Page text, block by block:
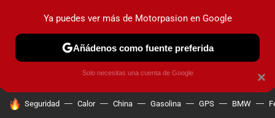
PRUEBAS COCHES ELÉCTRICOS OBSERVATORIO
HOY SE HABLA DE
Seguridad Calor China Gasolina GPS BMW
×
Ya puedes ver más de Motorpasion en Google
Añádenos como fuente preferida
Solo necesitas una cuenta de Google